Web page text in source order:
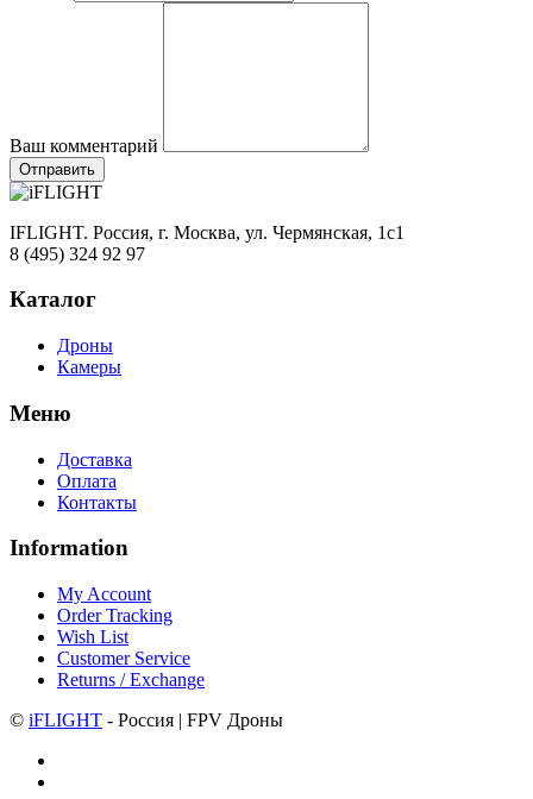
Ваш комментарий
Отправить
IFLIGHT. Россия, г. Москва, ул. Чермянская, 1с1
8 (495) 324 92 97
Каталог
Дроны
Камеры
Меню
Доставка
Оплата
Контакты
Information
My Account
Order Tracking
Wish List
Customer Service
Returns / Exchange
© iFLIGHT - Россия | FPV Дроны